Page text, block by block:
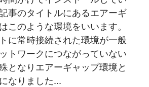
事のタイトルにあるエアーギ
このような環境をいいます。
に常時接続された環境が一般
トワークにつながっていない
となりエアーギャップ環境と
なりました...